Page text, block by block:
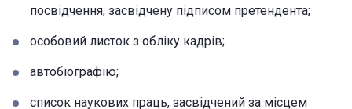
посвідчення, засвідчену підписом претендента;
особовий листок з обліку кадрів;
автобіографію;
список наукових праць, засвідчений за місцем